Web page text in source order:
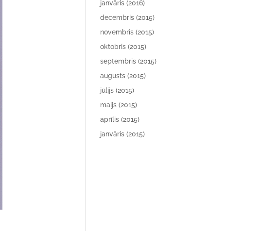
janvāris (2016)
decembris (2015)
novembris (2015)
oktobris (2015)
septembris (2015)
augusts (2015)
jūlijs (2015)
maijs (2015)
aprīlis (2015)
janvāris (2015)